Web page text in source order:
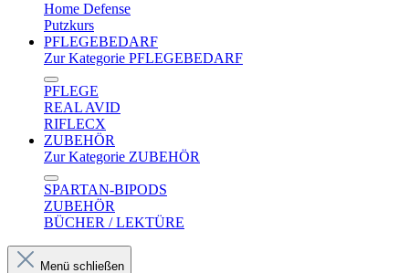
Home Defense
Putzkurs
PFLEGEBEDARF
Zur Kategorie PFLEGEBEDARF
PFLEGE
REAL AVID
RIFLECX
ZUBEHÖR
Zur Kategorie ZUBEHÖR
SPARTAN-BIPODS
ZUBEHÖR
BÜCHER / LEKTÜRE
Menü schließen